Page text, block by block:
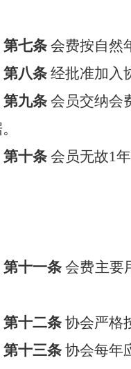
第七条 会费按自然
第八条 经批准加入
第九条 会员交纳会
第十条 会员无故1
第十一条 会费主要
第十二条 协会严格
第十三条 协会每年